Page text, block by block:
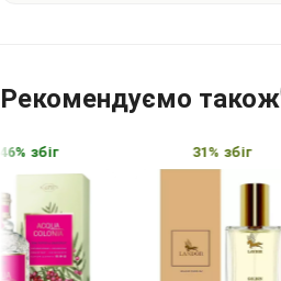
Рекомендуємо також
збіг 31% збіг